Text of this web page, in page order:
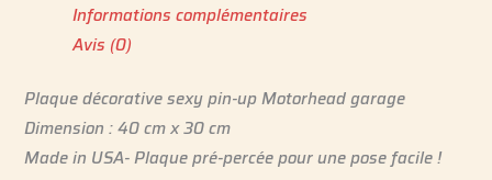
Informations complémentaires
Avis (0)
Plaque décorative sexy pin-up Motorhead garage
Dimension : 40 cm x 30 cm
Made in USA- Plaque pré-percée pour une pose facile !